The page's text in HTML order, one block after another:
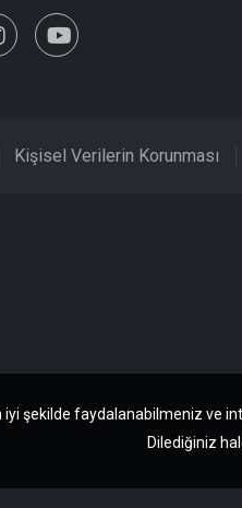
şekilde faydalanabilmeniz ve
Dilediğiniz
Kişisel Verilerin Korunması